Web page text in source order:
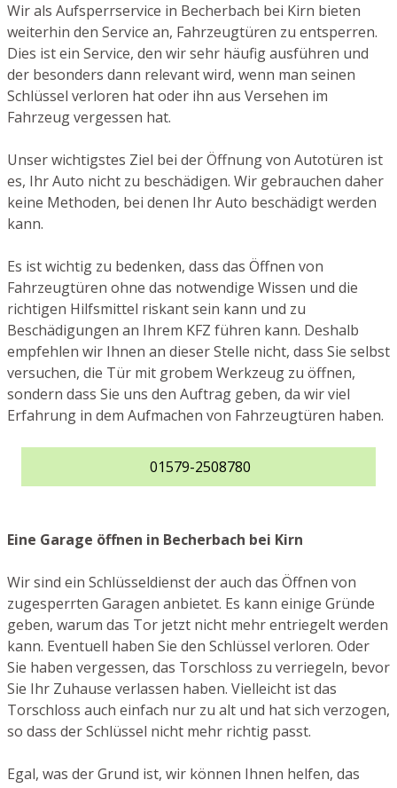
Wir als Aufsperrservice in Becherbach bei Kirn bieten
weiterhin den Service an, Fahrzeugtüren zu entsperren.
Dies ist ein Service, den wir sehr häufig ausführen und
der besonders dann relevant wird, wenn man seinen
Schlüssel verloren hat oder ihn aus Versehen im
Fahrzeug vergessen hat.
Unser wichtigstes Ziel bei der Öffnung von Autotüren ist
es, Ihr Auto nicht zu beschädigen. Wir gebrauchen daher
keine Methoden, bei denen Ihr Auto beschädigt werden
kann.
Es ist wichtig zu bedenken, dass das Öffnen von
Fahrzeugtüren ohne das notwendige Wissen und die
richtigen Hilfsmittel riskant sein kann und zu
Beschädigungen an Ihrem KFZ führen kann. Deshalb
empfehlen wir Ihnen an dieser Stelle nicht, dass Sie selbst
versuchen, die Tür mit grobem Werkzeug zu öffnen,
sondern dass Sie uns den Auftrag geben, da wir viel
Erfahrung in dem Aufmachen von Fahrzeugtüren haben.
01579-2508780
Eine Garage öffnen in Becherbach bei Kirn
Wir sind ein Schlüsseldienst der auch das Öffnen von
zugesperrten Garagen anbietet. Es kann einige Gründe
geben, warum das Tor jetzt nicht mehr entriegelt werden
kann. Eventuell haben Sie den Schlüssel verloren. Oder
Sie haben vergessen, das Torschloss zu verriegeln, bevor
Sie Ihr Zuhause verlassen haben. Vielleicht ist das
Torschloss auch einfach nur zu alt und hat sich verzogen,
so dass der Schlüssel nicht mehr richtig passt.
Egal, was der Grund ist, wir können Ihnen helfen, das